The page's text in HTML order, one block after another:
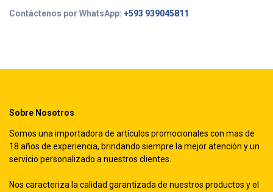
Contáctenos por WhatsApp: +593 939045811
Sobre Nosotros
Somos una importadora de artículos promocionales con mas de
18 años de experiencia, brindando siempre la mejor atención y un
servicio personalizado a nuestros clientes.
Nos caracteriza la calidad garantizada de nuestros productos y el